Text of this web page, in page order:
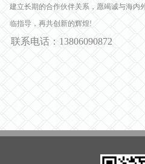
建立长期的合作伙伴关系，愿竭诚与海内
临指导，再共创新的辉煌!
联系电话：13806090872